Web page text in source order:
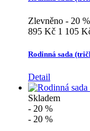
Zlevněno - 20 %
895 Kč 1 105
Rodinná sada
Detail
Skladem
- 20 %
- 20 %